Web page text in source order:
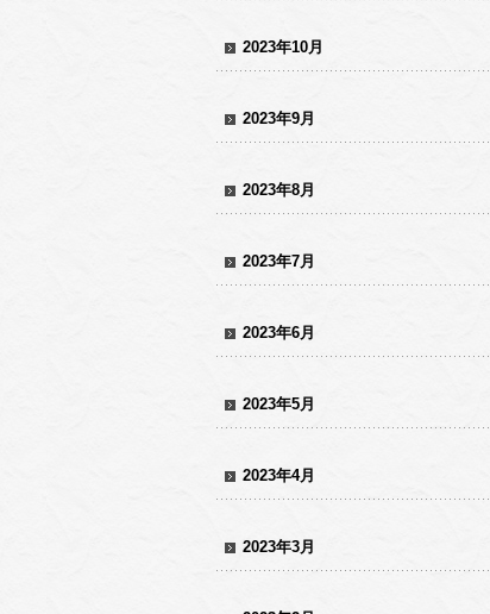
2023年10月
2023年9月
2023年8月
2023年7月
2023年6月
2023年5月
2023年4月
2023年3月